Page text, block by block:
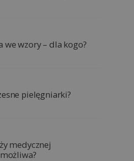
we wzory – dla kogo?
pielęgniarki?
medycznej